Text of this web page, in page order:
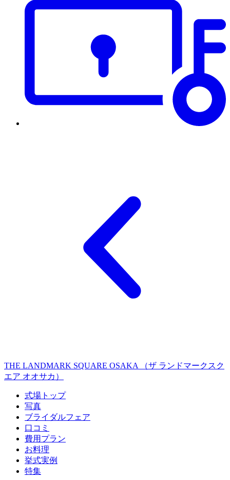
THE LANDMARK SQUARE OSAKA （ザ ランドマークスク
エア オオサカ）
式場トップ
写真
ブライダルフェア
口コミ
費用プラン
お料理
挙式実例
特集